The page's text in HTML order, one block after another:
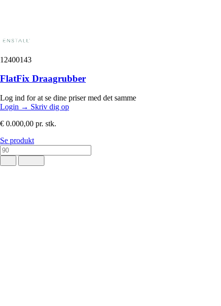
12400143
FlatFix Draagrubber
Log ind for at se dine priser med det samme
Login → Skriv dig op
€ 0.000,00 pr. stk.
Se produkt